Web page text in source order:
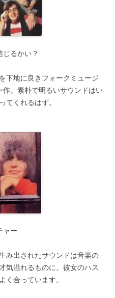
じるかい？
下地に良きフォークミュージ
。素朴で明るいサウンドはい
てくれるはず。
ャー
み出されたサウンドは音楽の
気溢れるものに。彼女のハス
く合っています。